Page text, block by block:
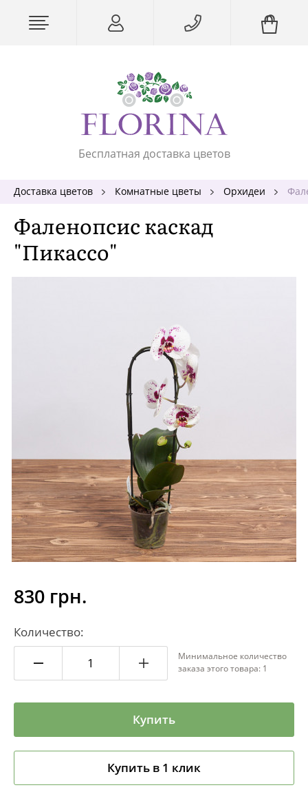
Бесплатная доставка цветов
Доставка цветов Комнатные цветы Орхидеи
Фаленопсис каскад
"Пикассо"
830 грн.
Количество:
Минимальное количество
заказа этого товара: 1
Купить
Купить в 1 клик